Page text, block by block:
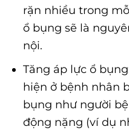
rặn nhiều trong
ổ bụng sẽ là
nội.
Tăng áp lực ổ
hiện ở bệnh nhân
bụng như người
động nặng (ví dụ